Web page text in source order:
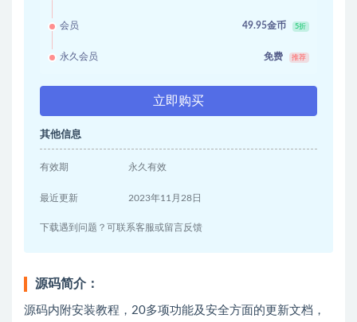
会员 49.95金币 5折
永久会员 免费 推荐
立即购买
其他信息
有效期 永久有效
最近更新 2023年11月28日
下载遇到问题？可联系客服或留言反馈
源码简介：
源码内附安装教程，20多项功能及安全方面的更新文档，